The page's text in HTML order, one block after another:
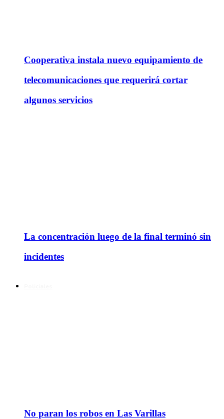
Cooperativa instala nuevo equipamiento de
telecomunicaciones que requerirá cortar
algunos servicios
La concentración luego de la final terminó sin
incidentes
No paran los robos en Las Varillas